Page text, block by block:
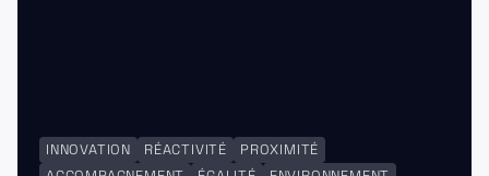
INNOVATION RÉACTIVITÉ
PROXIMITÉ